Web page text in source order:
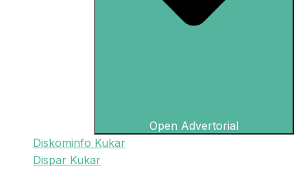
Open Advertorial
Diskominfo Kukar
Dispar Kukar